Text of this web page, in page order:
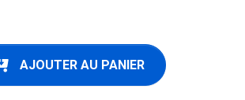
AJOUTER AU PANIER